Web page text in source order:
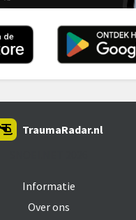
Informatie
Over ons
TraumaRadar.nl